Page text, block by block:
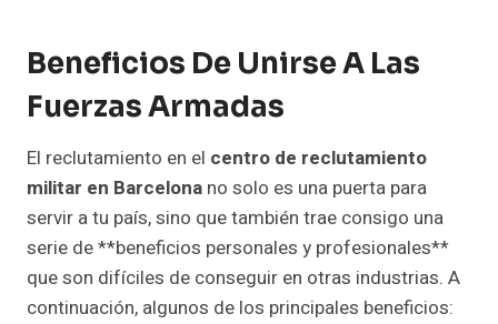
Beneficios De Unirse A Las
Fuerzas Armadas
El reclutamiento en el centro de reclutamiento
militar en Barcelona no solo es una puerta para
servir a tu país, sino que también trae consigo una
serie de **beneficios personales y profesionales**
que son difíciles de conseguir en otras industrias. A
continuación, algunos de los principales beneficios: